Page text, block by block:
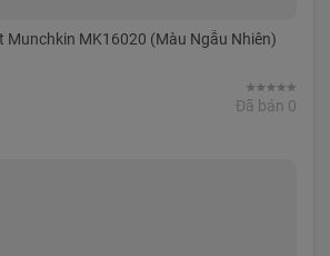
Munchkin MK16020 (Màu Ngẫu Nhiên)
Đã bán 0